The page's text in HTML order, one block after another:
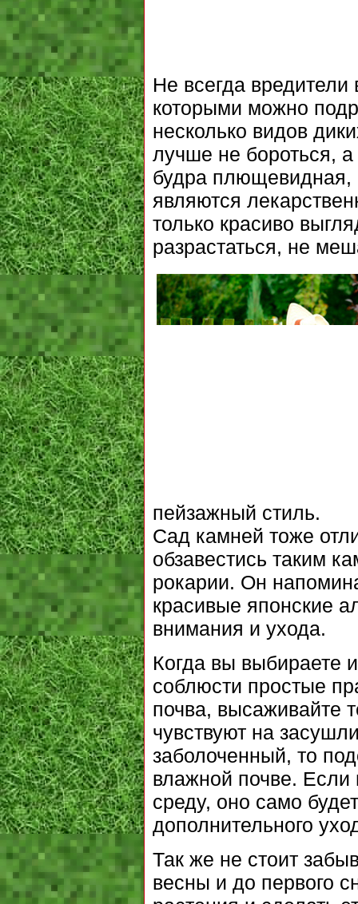
Не всегда вредители
которыми можно
несколько видов
лучше не бороться, а
будра плющевидная,
являются
только красиво
разрастаться, не
пейзажный стиль.
Сад камней тоже
обзавестись таким
рокарии. Он
красивые японские
внимания и ухода.
Когда вы выбираете
соблюсти простые
почва, высаживайте
чувствуют на
заболоченный, то
влажной почве. Если
среду, оно само
дополнительного
Так же не стоит
весны и до первого